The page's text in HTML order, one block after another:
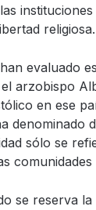
religiosa.
evaluado
arzobispo
en ese
denominado
sólo se
comunidades
se reserva